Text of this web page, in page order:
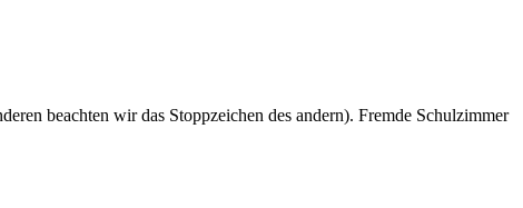
beachten wir das Stoppzeichen des andern). Fremde Schulzimmer